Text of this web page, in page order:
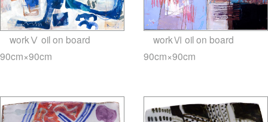
workⅤ oil on board
90cm×90cm
workⅥ oil on board
90cm×90cm